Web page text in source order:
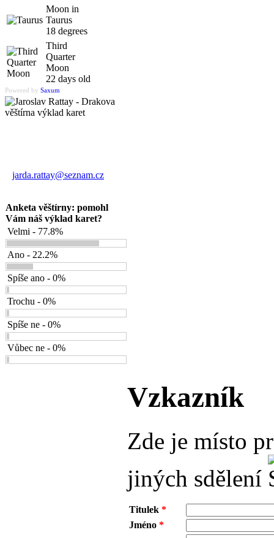
Moon in
Taurus
18 degrees
Third
Quarter
Moon
22 days old
Powered by Saxum
jarda.rattay@seznam.cz
Anketa věštírny: pomohl
Vám náš výklad karet?
Velmi - 77.8%
Ano - 22.2%
Spíše ano - 0%
Trochu - 0%
Spíše ne - 0%
Vůbec ne - 0%
Vzkazník
Zde je místo
jiných sdělení
Titulek *
Jméno *